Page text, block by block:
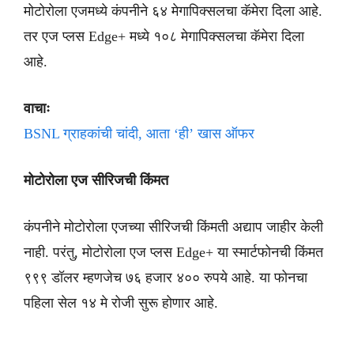
मोटोरोला एजमध्ये कंपनीने ६४ मेगापिक्सलचा कॅमेरा दिला आहे.
तर एज प्लस Edge+ मध्ये १०८ मेगापिक्सलचा कॅमेरा दिला
आहे.
वाचाः
BSNL ग्राहकांची चांदी, आता ‘ही’ खास ऑफर
मोटोरोला एज सीरिजची किंमत
कंपनीने मोटोरोला एजच्या सीरिजची किंमती अद्याप जाहीर केली
नाही. परंतु, मोटोरोला एज प्लस Edge+ या स्मार्टफोनची किंमत
९९९ डॉलर म्हणजेच ७६ हजार ४०० रुपये आहे. या फोनचा
पहिला सेल १४ मे रोजी सुरू होणार आहे.